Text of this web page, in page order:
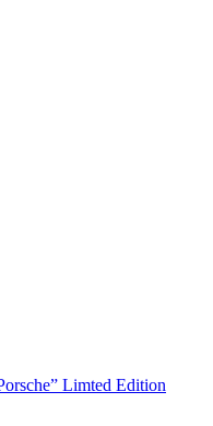
Limted Edition